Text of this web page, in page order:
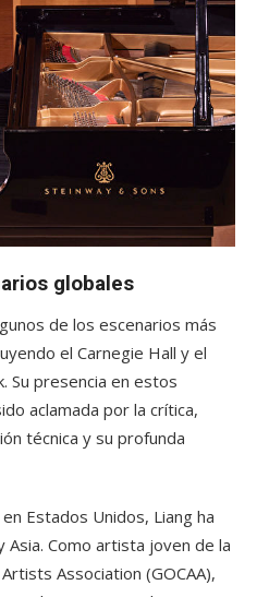
globales
de los escenarios más
el Carnegie Hall y el
Su presencia en estos
aclamada por la crítica,
técnica y su profunda
Estados Unidos, Liang ha
Asia. Como artista joven de la
Association (GOCAA),